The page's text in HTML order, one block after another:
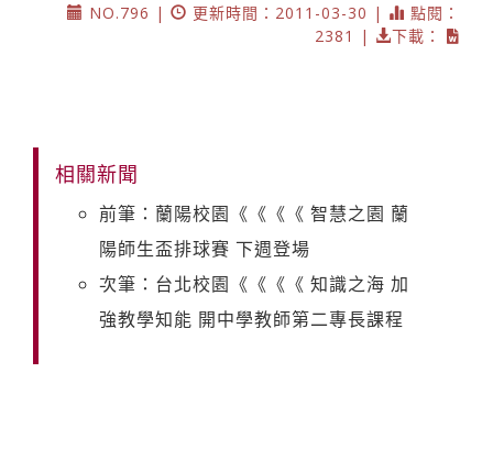
NO.796 |
更新時間：2011-03-30 |
點閱：
2381 |
下載：
相關新聞
前筆：蘭陽校園《《《《 智慧之園 蘭
陽師生盃排球賽 下週登場
次筆：台北校園《《《《 知識之海 加
強教學知能 開中學教師第二專長課程